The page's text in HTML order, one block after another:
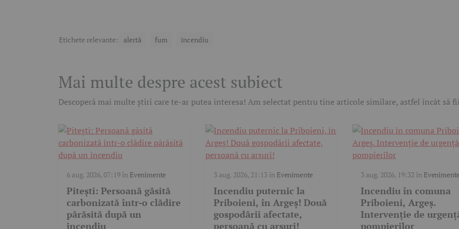
Etichete relevante: alertă fum incendiu
Mai multe despre acest subiect
Descoperă mai multe știri care te-ar putea interesa! Am selectat pentru tine articole similare, astfel încât să
6 aug. 2026, 07:19în Evenimente
Pitești: Persoană găsită
carbonizată într-o clădire
părăsită după un
incendiu
3 aug. 2026, 21:13în Evenimente
Incendiu puternic la
Priboieni, în Argeș! Două
gospodării afectate,
persoană cu arsuri!
3 aug. 2026, 19:32 în
Incendiu în comuna
Priboieni, Argeș.
Intervenție de
pompierilor